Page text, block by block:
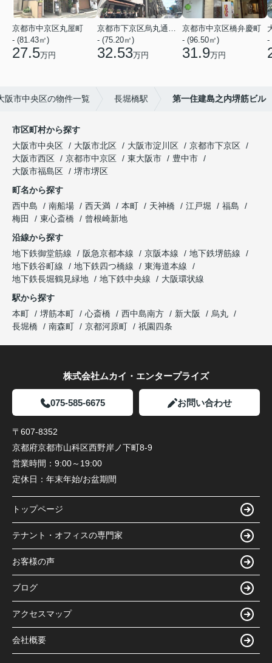
京都市中京区丸屋町
- (81.43㎡)
27.5万円
- (75.20㎡)
32.53万円
京都市中京区橋弁慶町
- (96.50㎡)
31.9万円
-
阪市中央区の物件一覧 長堀橋駅 第一住建島之内堺筋ビル
市区町村から探す
大阪市中央区
大阪市北区 大阪市淀川区
京都市下京区
大阪市西区
京都市中京区 東大阪市
豊中市
大阪市福島区
堺市堺区
町名から探す
西中島
南船場 西天満 本町 天神橋 江戸堀
福島
梅田
東心斎橋
曾根崎新地
沿線から探す
地下鉄御堂筋線
阪急京都本線 京阪本線
地下鉄堺筋線
地下鉄谷町線
地下鉄四つ橋線
東海道本線
地下鉄長堀鶴見緑地
地下鉄中央線
大阪環状線
駅から探す
本町
堺筋本町 心斎橋 西中島南方 新大阪
烏丸
長堀橋
南森町 京都河原町 祇園四条
株式会社ムカイ・エンタープライズ
075-585-6675 お問い合わせ
〒607-8352
京都府京都市山科区西野岸ノ下町8-9
営業時間： 9:00～19:00
定休日： 年末年始/お盆期間
トップページ
テナント・オフィスの専門家
お客様の声
ブログ
アクセスマップ
会社概要